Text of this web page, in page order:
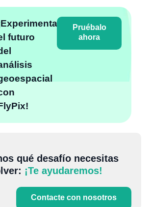
futuro
Pruébalo
ahora
qué desafío necesitas
¡Te ayudaremos!
Contacte con nosotros